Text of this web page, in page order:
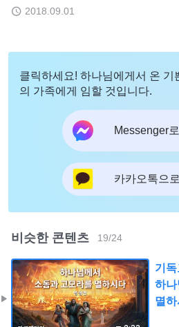
2018.09.01
클릭하세요! 하나님에게서 온 기
의 가족에게 임할 것입니다.
Messenger
카카오톡으
비슷한 콘텐츠 19/24
기
하
멸